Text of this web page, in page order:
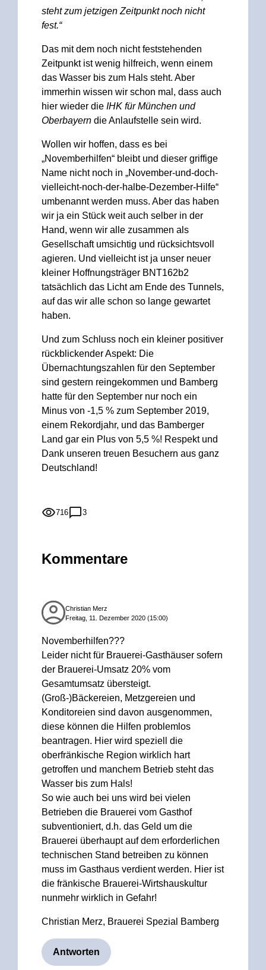
steht zum jetzigen Zeitpunkt noch nicht
fest.“
Das mit dem noch nicht feststehenden
Zeitpunkt ist wenig hilfreich, wenn einem
das Wasser bis zum Hals steht. Aber
immerhin wissen wir schon mal, dass auch
hier wieder die IHK für München und
Oberbayern die Anlaufstelle sein wird.
Wollen wir hoffen, dass es bei
„Novemberhilfen“ bleibt und dieser griffige
Name nicht noch in „November-und-doch-
vielleicht-noch-der-halbe-Dezember-Hilfe“
umbenannt werden muss. Aber das haben
wir ja ein Stück weit auch selber in der
Hand, wenn wir alle zusammen als
Gesellschaft umsichtig und rücksichtsvoll
agieren. Und vielleicht ist ja unser neuer
kleiner Hoffnungsträger BNT162b2
tatsächlich das Licht am Ende des Tunnels,
auf das wir alle schon so lange gewartet
haben.
Und zum Schluss noch ein kleiner positiver
rückblickender Aspekt: Die
Übernachtungszahlen für den September
sind gestern reingekommen und Bamberg
hatte für den September nur noch ein
Minus von -1,5 % zum September 2019,
einem Rekordjahr, und das Bamberger
Land gar ein Plus von 5,5 %! Respekt und
Dank unseren treuen Besuchern aus ganz
Deutschland!
716 3
Kommentare
Christian Merz
Freitag, 11. Dezember 2020 (15:00)
Novemberhilfen???
Leider nicht für Brauerei-Gasthäuser sofern
der Brauerei-Umsatz 20% vom
Gesamtumsatz übersteigt.
(Groß-)Bäckereien, Metzgereien und
Konditoreien sind davon ausgenommen,
diese können die Hilfen problemlos
beantragen. Hier wird speziell die
oberfränkische Region wirklich hart
getroffen und manchem Betrieb steht das
Wasser bis zum Hals!
So wie auch bei uns wird bei vielen
Betrieben die Brauerei vom Gasthof
subventioniert, d.h. das Geld um die
Brauerei überhaupt auf dem erforderlichen
technischen Stand betreiben zu können
muss im Gasthaus verdient werden. Hier ist
die fränkische Brauerei-Wirtshauskultur
nunmehr wirklich in Gefahr!
Christian Merz, Brauerei Spezial Bamberg
Antworten